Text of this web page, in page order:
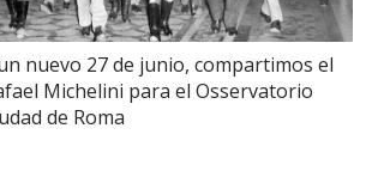
nuevo 27 de junio, compartimos el
Michelini para el Osservatorio
de Roma